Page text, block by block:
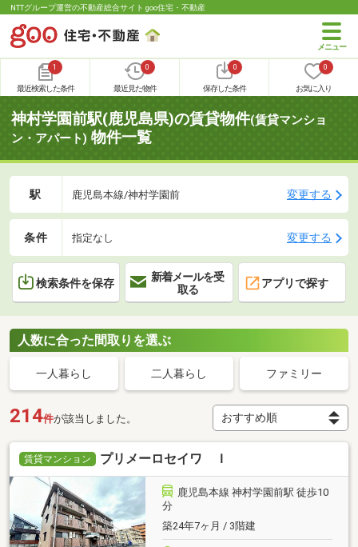
NTTグループ運営の不動産総合サイト goo住宅・不動産
1
最近検索した条件
0
最近見た物件
0
保存した条件
0
お気に入り
神村学園前駅(鹿児島県)の賃貸物件(賃貸マンショ
ン・アパート) 物件一覧
駅 鹿児島本線/神村学園前 変更する
条件 指定なし 変更する
検索条件を保存
新着メールを受
取る
アプリで探す
人数に合った間取りを選ぶ
一人暮らし 二人暮らし ファミリー
214件が該当しました。
賃貸マンション プリメーロセイワ Ｉ
鹿児島本線 神村学園前駅 徒歩10
分
築24年7ヶ月 / 3階建